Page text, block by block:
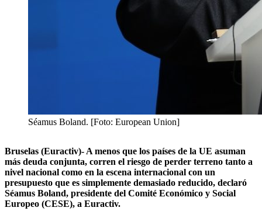
Séamus Boland. [Foto: European Union]
Bruselas (Euractiv)- A menos que los países de la UE asuman
más deuda conjunta, corren el riesgo de perder terreno tanto a
nivel nacional como en la escena internacional con un
presupuesto que es simplemente demasiado reducido, declaró
Séamus Boland, presidente del Comité Económico y Social
Europeo (CESE), a Euractiv.